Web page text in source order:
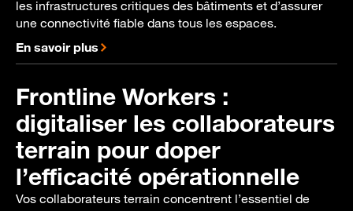
les infrastructures critiques des bâtiments et d’assurer
une connectivité fiable dans tous les espaces.
En savoir plus
Frontline Workers :
digitaliser les collaborateurs
terrain pour doper
l’efficacité opérationnelle
Vos collaborateurs terrain concentrent l’essentiel de